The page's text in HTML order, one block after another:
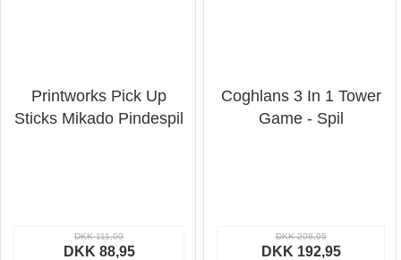
Printworks Pick Up
Sticks Mikado Pindespil
DKK 111,00
DKK 88,95
Coghlans 3 In 1 Tower
Game - Spil
DKK 208,95
DKK 192,95